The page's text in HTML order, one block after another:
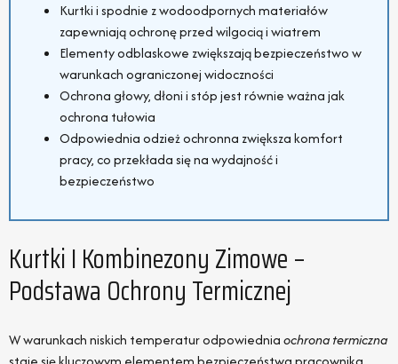
Kurtki i spodnie z wodoodpornych materiałów
zapewniają ochronę przed wilgocią i wiatrem
Elementy odblaskowe zwiększają bezpieczeństwo w
warunkach ograniczonej widoczności
Ochrona głowy, dłoni i stóp jest równie ważna jak
ochrona tułowia
Odpowiednia odzież ochronna zwiększa komfort
pracy, co przekłada się na wydajność i
bezpieczeństwo
Kurtki I Kombinezony Zimowe –
Podstawa Ochrony Termicznej
W warunkach niskich temperatur odpowiedniaochrona termiczna